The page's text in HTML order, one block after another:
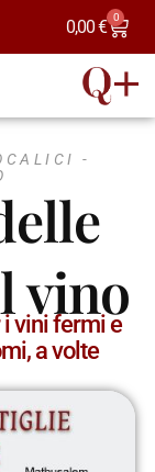
0,00€ 0
-
vino
i vini fermi e
a volte